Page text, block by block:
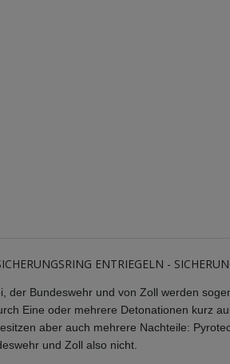
ENTRIEGELN -
der Bundeswehr und von Zoll werden
Eine oder mehrere Detonationen kurz
aber auch mehrere Nachteile:
und Zoll also nicht.